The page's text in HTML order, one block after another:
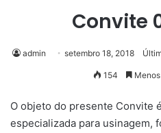
Convite
admin setembro 18, 2018
154
O objeto do presente Convite
especializada para usinagem,